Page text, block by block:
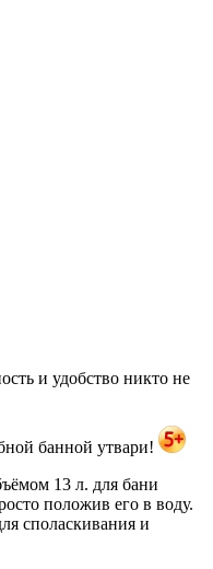
и удобство никто не
банной утвари!
13 л. для бани
положив его в воду.
споласкивания и